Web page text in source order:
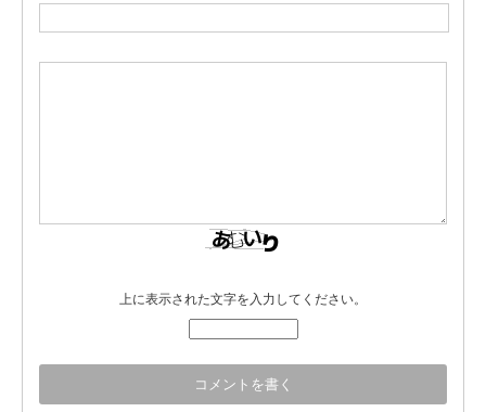
上に表示された文字を入力してください。